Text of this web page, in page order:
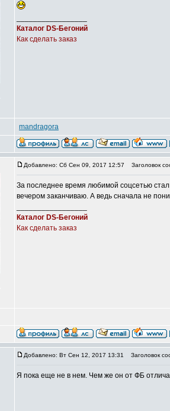
Каталог DS-Бегоний
Как сделать заказ
mandragora
Добавлено: Сб Сен 09, 2017 12:57 Заголовок
За последнее время любимой соцсетью
вечером заканчиваю. А ведь сначала не
Каталог DS-Бегоний
Как сделать заказ
Добавлено: Вт Сен 12, 2017 13:31 Заголовок
Я пока еще не в нем. Чем же он от ФБ